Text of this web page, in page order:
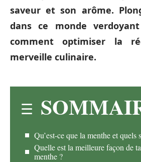
saveur et son arôme.
dans ce monde
comment optimiser la
merveille culinaire.
Qu’est-ce que la menthe et quels
Quelle est la meilleure façon de
menthe ?